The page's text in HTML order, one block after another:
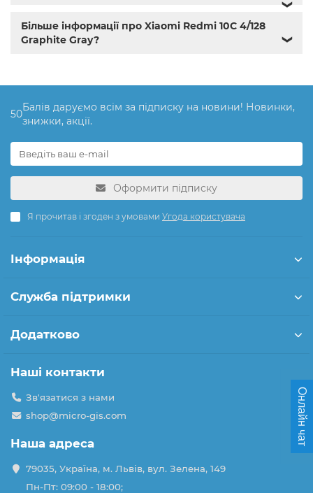
❯
Більше інформації про Xiaomi Redmi 10C 4/128
Graphite Gray?
❯
50
Балів даруємо всім за підписку на новини! Новинки,
знижки, акції.
Оформити підписку
Я прочитав і згоден з умовами Угода користувача
Інформація
Служба підтримки
Додатково
Наші контакти
Зв'язатися з нами
shop@micro-gis.com
Наша адреса
79035, Україна, м. Львів, вул. Зелена, 149
Пн-Пт: 09:00 - 18:00;
Онлайн чат